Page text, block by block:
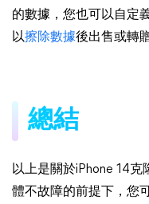
的數據，您也可以自定
以擦除數據後出售或轉
總結
以上是關於iPhone 14
體不故障的前提下，您